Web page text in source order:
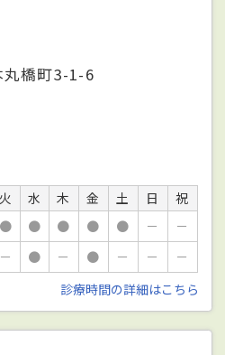
橋町3-1-6
火 水 木 金 土 日
祝
● ● ● ● ● －
－
－ ● － ● － －
－
診療時間の詳細はこちら